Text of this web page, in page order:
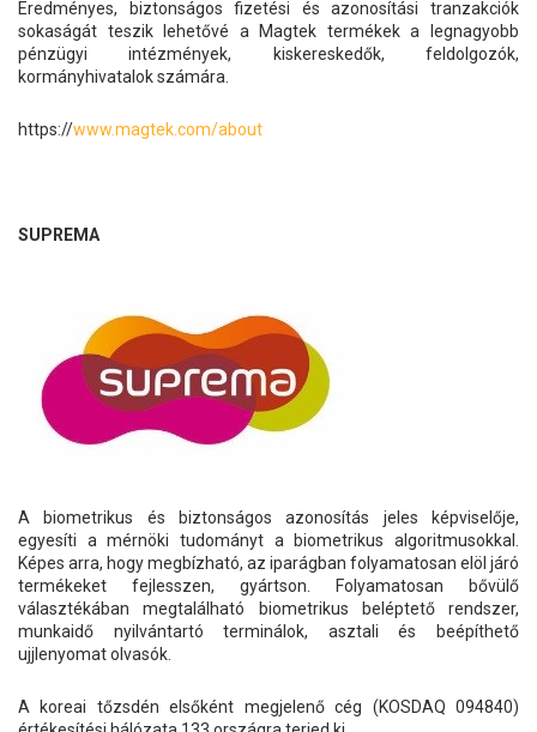
Eredményes, biztonságos fizetési és azonosítási tranzakciók
sokaságát teszik lehetővé a Magtek termékek a legnagyobb
pénzügyi intézmények, kiskereskedők, feldolgozók,
kormányhivatalok számára.
https://www.magtek.com/about
SUPREMA
A biometrikus és biztonságos azonosítás jeles képviselője,
egyesíti a mérnöki tudományt a biometrikus algoritmusokkal.
Képes arra, hogy megbízható, az iparágban folyamatosan elöl járó
termékeket fejlesszen, gyártson. Folyamatosan bővülő
választékában megtalálható biometrikus beléptető rendszer,
munkaidő nyilvántartó terminálok, asztali és beépíthető
ujjlenyomat olvasók.
A koreai tőzsdén elsőként megjelenő cég (KOSDAQ 094840)